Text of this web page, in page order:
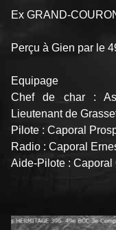
Ex GRAND-
Perçu à Gien par le
Equipage
Chef de char :
Lieutenant de
Pilote : Caporal
Radio : Caporal
Aide-Pilote : Caporal